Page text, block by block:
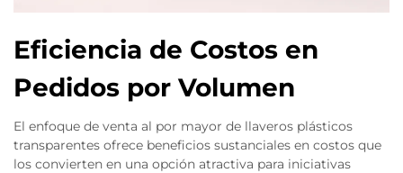
Eficiencia de Costos en
Pedidos por Volumen
El enfoque de venta al por mayor de llaveros plásticos
transparentes ofrece beneficios sustanciales en costos que
los convierten en una opción atractiva para iniciativas